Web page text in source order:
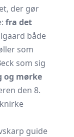
der gør
fra det
både
som
som sig
og mørke
den 8.
guide